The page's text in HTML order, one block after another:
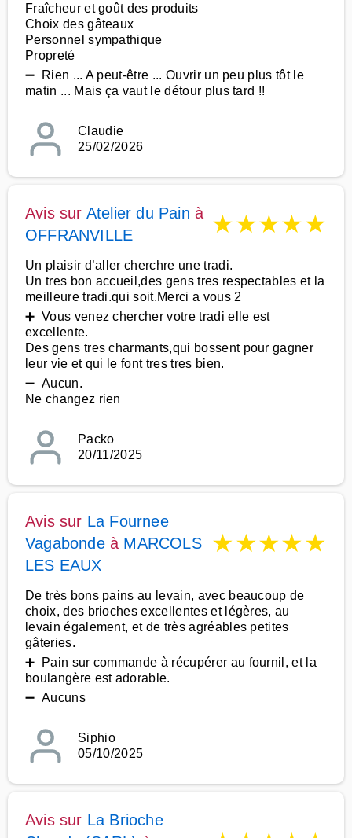
Fraîcheur et goût des produits
Choix des gâteaux
Personnel sympathique
Propreté
➖ Rien ... A peut-être ... Ouvrir un peu plus tôt le
matin ... Mais ça vaut le détour plus tard !!
Claudie
25/02/2026
Avis sur Atelier du Pain à
OFFRANVILLE
★★★★★
Un plaisir d’aller cherchre une tradi.
Un tres bon accueil,des gens tres respectables et la
meilleure tradi.qui soit.Merci a vous 2
➕ Vous venez chercher votre tradi elle est
excellente.
Des gens tres charmants,qui bossent pour gagner
leur vie et qui le font tres tres bien.
➖ Aucun.
Ne changez rien
Packo
20/11/2025
Avis sur La Fournee
Vagabondeà MARCOLS
LES EAUX
★★★★★
De très bons pains au levain, avec beaucoup de
choix, des brioches excellentes et légères, au
levain également, et de très agréables petites
gâteries.
➕ Pain sur commande à récupérer au fournil, et la
boulangère est adorable.
➖ Aucuns
Siphio
05/10/2025
Avis sur La Brioche